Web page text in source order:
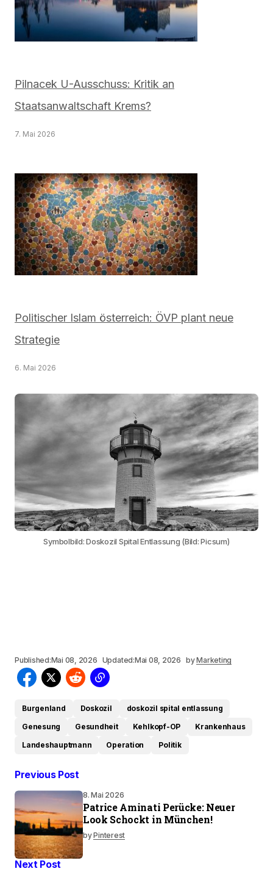
Pilnacek U-Ausschuss: Kritik an
Staatsanwaltschaft Krems?
7. Mai 2026
Politischer Islam österreich: ÖVP plant neue
Strategie
6. Mai 2026
Symbolbild: Doskozil Spital Entlassung (Bild: Picsum)
Published:Mai 08, 2026 Updated:Mai 08, 2026 byMarketing
Burgenland Doskozil
doskozil spital entlassung
Genesung
Gesundheit Kehlkopf-OP
Krankenhaus
Landeshauptmann
Operation Politik
Previous Post
8. Mai 2026
Patrice Aminati Perücke: Neuer
Look Schockt in München!
byPinterest
Next Post